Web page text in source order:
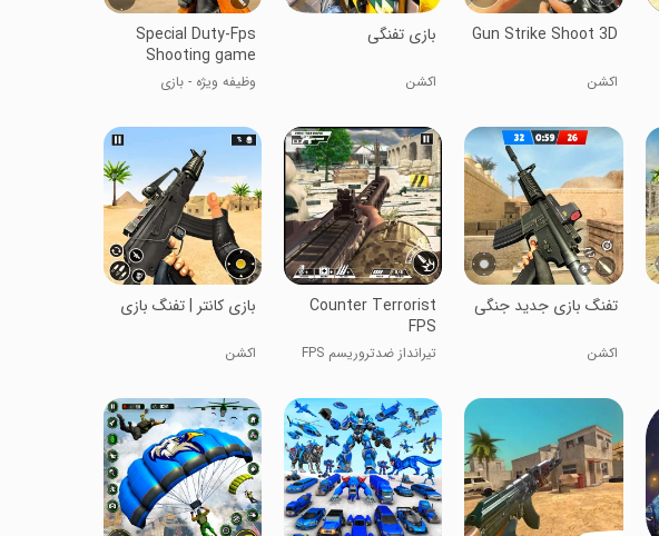
Gun Strike Shoot 3D
اکشن
بازی تفنگی
اکشن
Special Duty-Fps
Shooting game
وظیفه ویژه - بازی
تفنگ بازی جدید جنگی
اکشن
Counter Terrorist
FPS
تیرانداز ضدتروریسم FPS
بازی کانتر | تفنگ بازی
اکشن